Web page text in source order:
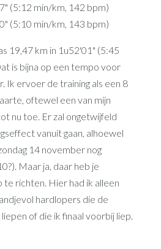
(5:12 min/km, 142 bpm)
(5:10 min/km, 143 bpm)
19,47 km in 1u52'01" (5:45
is bijna op een tempo voor
Ik ervoer de training als een 8
oftewel een van mijn
nu toe. Er zal ongetwijfeld
vanuit gaan, alhoewel
14 november nog
Maar ja, daar heb je
te richten. Hier had ik alleen
hardlopers die de
of die ik finaal voorbij liep.